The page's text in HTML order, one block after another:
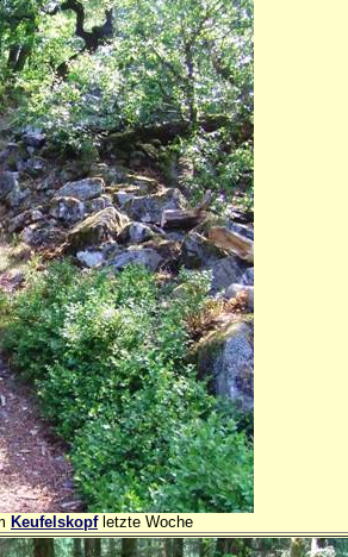
Keufelskopfletzte Woche